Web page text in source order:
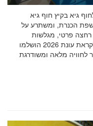
גיא בקיץ חוף גיא
הכנרת, ומשתרע על
רחצה פרטי, מגלשות
אקסטרים, בריכת גלים ומתקנים לילדים. לקראת עונת 2026 הושלמו
לחוויה מלאה ומשודרגת